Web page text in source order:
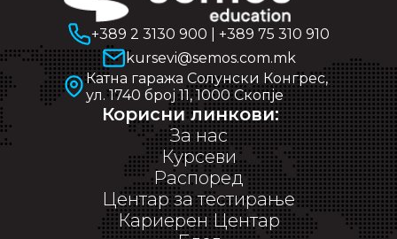
+389 2 3130 900
+389 75 310 910
kursevi@semos.com.mk
Катна гаража Солунски Конгрес,
ул. 1740 број 11, 1000 Скопје
Корисни линкови:
За нас
Курсеви
Распоред
Центар за тестирање
Кариерен Центар